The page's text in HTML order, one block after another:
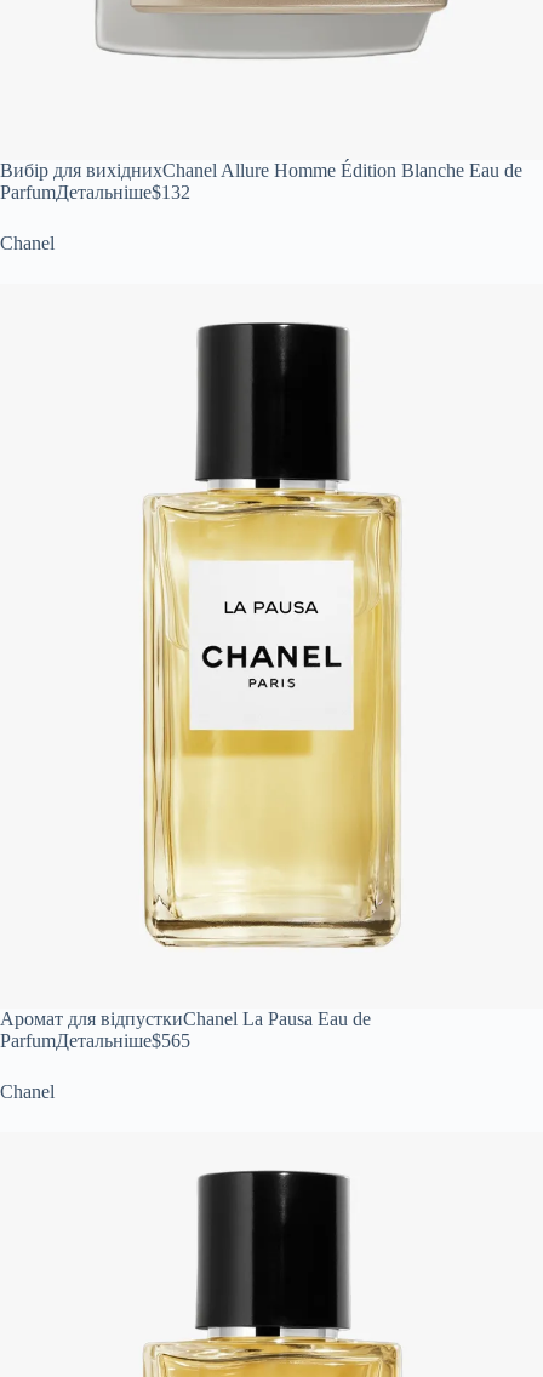
Вибір для вихіднихChanel Allure Homme Édition Blanche Eau de
ParfumДетальніше$132
Chanel
Аромат для відпусткиChanel La Pausa Eau de
ParfumДетальніше$565
Chanel